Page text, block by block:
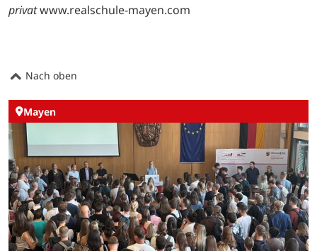
privatwww.realschule-mayen.com
Nach oben
Mayen